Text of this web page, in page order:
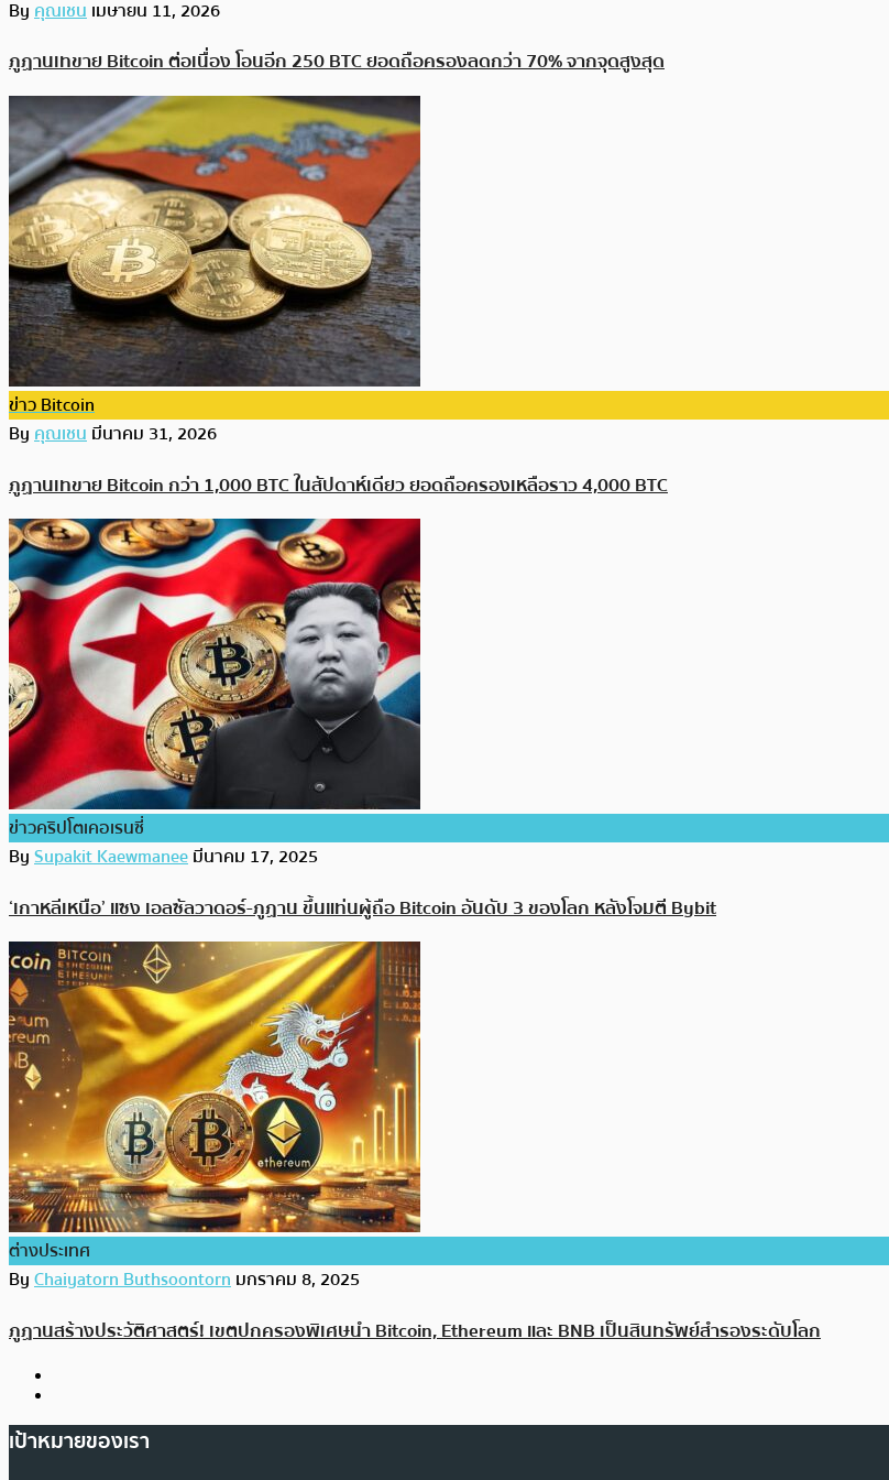
Byคุณเชนเมษายน 11, 2026
ภูฏานเทขาย Bitcoin ต่อเนื่อง โอนอีก 250 BTC ยอดถือครองลดกว่า 70% จากจุดสูงสุด
ข่าว Bitcoin
Byคุณเชนมีนาคม 31, 2026
ภูฏานเทขาย Bitcoin กว่า 1,000 BTC ในสัปดาห์เดียว ยอดถือครองเหลือราว 4,000 BTC
ข่าวคริปโตเคอเรนซี่
BySupakit Kaewmaneeมีนาคม 17, 2025
‘เกาหลีเหนือ’ แซง เอลซัลวาดอร์-ภูฏาน ขึ้นแท่นผู้ถือ Bitcoin อันดับ 3 ของโลก หลังโจมตี Bybit
ต่างประเทศ
ByChaiyatorn Buthsoontornมกราคม 8, 2025
ภูฏานสร้างประวัติศาสตร์! เขตปกครองพิเศษนำ Bitcoin, Ethereum และ BNB เป็นสินทรัพย์สำรองระดับโลก
เป้าหมายของเรา